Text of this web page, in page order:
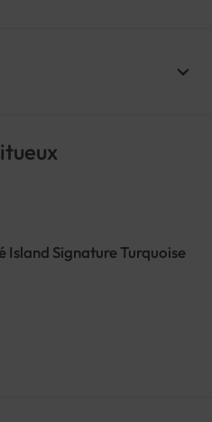
Island Signature Turquoise